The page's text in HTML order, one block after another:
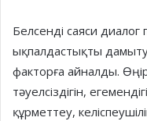
Белсенді саяси диалог
ықпалдастықты
фак­торға айналды.
тәуелсіздігін,
құрмет­теу,